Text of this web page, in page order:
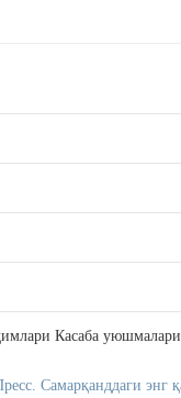
Касаба
Самарқанддаги энг